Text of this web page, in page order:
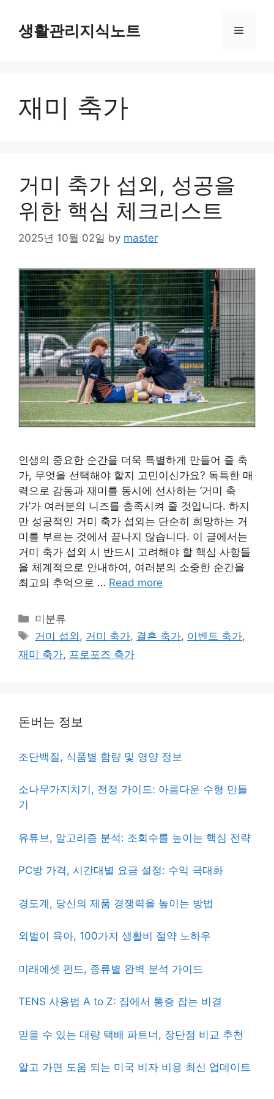
content생활관리지식노트 Menu
재미 축가
거미 축가 섭외, 성공을
위한 핵심 체크리스트
2025년 10월 02일 by master
인생의 중요한 순간을 더욱 특별하게 만들어 줄 축
가, 무엇을 선택해야 할지 고민이신가요? 독특한 매
력으로 감동과 재미를 동시에 선사하는 ‘거미 축
가’가 여러분의 니즈를 충족시켜 줄 것입니다. 하지
만 성공적인 거미 축가 섭외는 단순히 희망하는 거
미를 부르는 것에서 끝나지 않습니다. 이 글에서는
거미 축가 섭외 시 반드시 고려해야 할 핵심 사항들
을 체계적으로 안내하여, 여러분의 소중한 순간을
최고의 추억으로 … Read more
Categories
미분류
Tags
거미 섭외 , 거미 축가, 결혼 축가, 이벤트 축가,
재미 축가, 프로포즈 축가
돈버는 정보
조단백질, 식품별 함량 및 영양 정보
소나무가지치기, 전정 가이드: 아름다운 수형 만들
기
유튜브, 알고리즘 분석: 조회수를 높이는 핵심 전략
PC방 가격, 시간대별 요금 설정: 수익 극대화
경도계, 당신의 제품 경쟁력을 높이는 방법
외벌이 육아, 100가지 생활비 절약 노하우
미래에셋 펀드, 종류별 완벽 분석 가이드
TENS 사용법 A to Z: 집에서 통증 잡는 비결
믿을 수 있는 대량 택배 파트너, 장단점 비교 추천
알고 가면 도움 되는 미국 비자 비용 최신 업데이트